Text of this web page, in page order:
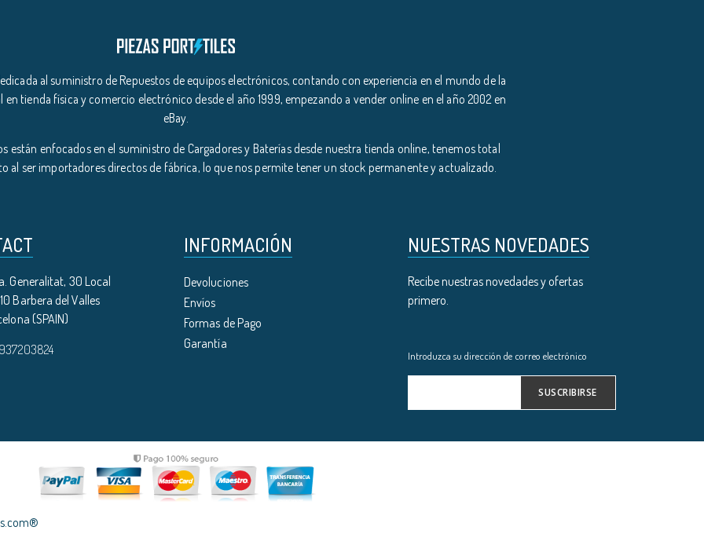
al suministro de Repuestos de equipos electrónicos, contando con experiencia en el mundo de la
tienda física y comercio electrónico desde el año 1999, empezando a vender online en el año 2002 en
eBay.
están enfocados en el suministro de Cargadores y Baterías desde nuestra tienda online, tenemos total
al ser importadores directos de fábrica, lo que nos permite tener un stock permanente y actualizado.
Generalitat, 30 Local
Barbera del Valles
(SPAIN)
INFORMACIÓN
Devoluciones
Envíos
Formas de Pago
Garantía
NUESTRAS NOVEDADES
Recibe nuestras novedades y ofertas
primero.
Introduzca su dirección de correo electrónico
SUSCRIBIRSE